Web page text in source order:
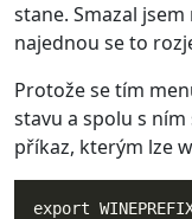
stane. Smazal
najednou se to
Protože se tím
stavu a spolu s ním
příkaz, kterým lze